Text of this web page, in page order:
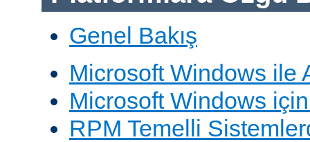
Genel Bakış
Microsoft Windows ile
Microsoft Windows
RPM Temelli